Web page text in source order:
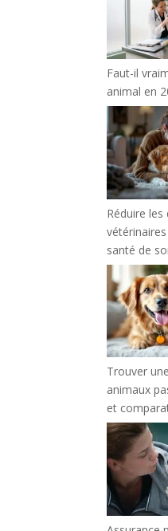
Faut-il
animal en
Réduire les
santé de
Trouver
animaux
et